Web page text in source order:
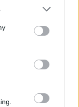
or more Google
You may click to
party tags to
in below Google
kifinomultan